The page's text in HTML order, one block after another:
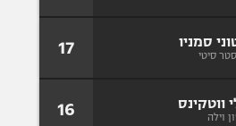
סמניו
סיטי 17
ווטקינס
וילה 16